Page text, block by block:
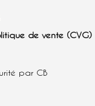
de vente (CVG)
par CB